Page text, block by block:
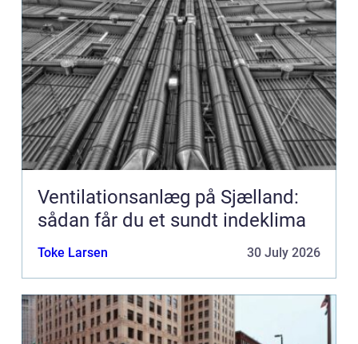
Ventilationsanlæg på Sjælland:
sådan får du et sundt indeklima
Toke Larsen 30 July 2026